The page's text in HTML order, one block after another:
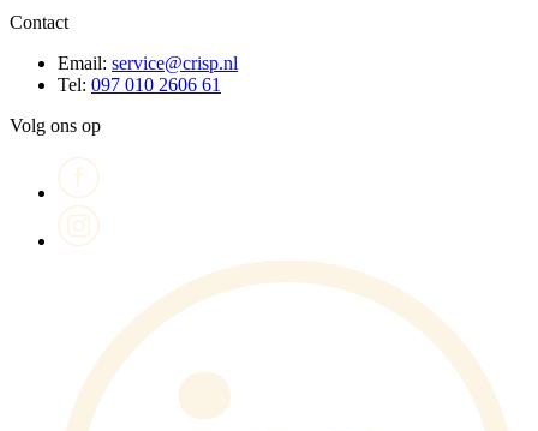
Contact
Email: service@crisp.nl
Tel: 097 010 2606 61
Volg ons op